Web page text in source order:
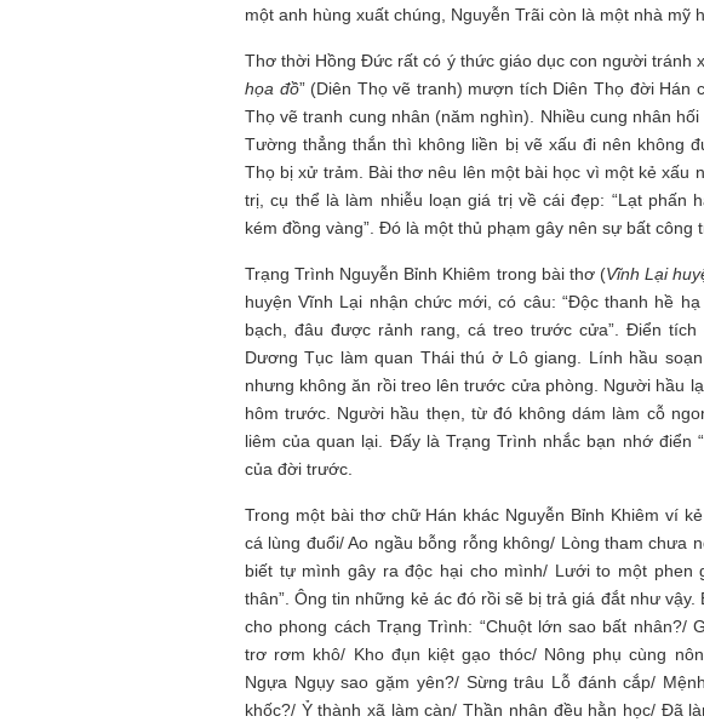
một anh hùng xuất chúng, Nguyễn Trãi còn là một nhà mỹ
Thơ thời Hồng Đức rất có ý thức giáo dục con người tránh
họa đồ” (Diên Thọ vẽ tranh) mượn tích Diên Thọ đời Hán
Thọ vẽ tranh cung nhân (năm nghìn). Nhiều cung nhân
Tường thẳng thắn thì không liền bị vẽ xấu đi nên không
Thọ bị xử trảm. Bài thơ nêu lên một bài học vì một kẻ xấu
trị, cụ thể là làm nhiễu loạn giá trị về cái đẹp: “Lạt phấn
kém đồng vàng”. Đó là một thủ phạm gây nên sự bất công
Trạng Trình Nguyễn Bỉnh Khiêm trong bài thơ (Vĩnh Lại
huyện Vĩnh Lại nhận chức mới, có câu: “Độc thanh hề
bạch, đâu được rảnh rang, cá treo trước cửa”. Điển tích
Dương Tục làm quan Thái thú ở Lô giang. Lính hầu
nhưng không ăn rồi treo lên trước cửa phòng. Người hầu
hôm trước. Người hầu thẹn, từ đó không dám làm cỗ
liêm của quan lại. Đấy là Trạng Trình nhắc bạn nhớ điển
của đời trước.
Trong một bài thơ chữ Hán khác Nguyễn Bỉnh Khiêm ví
cá lùng đuổi/ Ao ngầu bỗng rỗng không/ Lòng tham chưa
biết tự mình gây ra độc hại cho mình/ Lưới to một phen
thân”. Ông tin những kẻ ác đó rồi sẽ bị trả giá đắt như vậy.
cho phong cách Trạng Trình: “Chuột lớn sao bất nhân?/
trơ rơm khô/ Kho đụn kiệt gạo thóc/ Nông phụ cùng
Ngựa Ngụy sao gặm yên?/ Sừng trâu Lỗ đánh cắp/
khốc?/ Ỷ thành xã làm càn/ Thần nhân đều hằn học/ Đã
Mùa xanh Tam Cốc
NGƯỜI
NHỮNG
CHUYỆN
TÔI VIẾT
Tôi từng hình dung viết văn là
công việc của sự hư cấu, một
hành trình phác dựng thế giới từ
trí tưởng tượng, nơi nhà văn tự
do tạo hình mọi thứ theo ý mình...
(TRẦN THỊ TÚ NGỌC)
MẪU
LÀ
ĐÃ
CAO
HỒNG
TÁM